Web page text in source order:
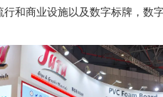
和商业设施以及数字标牌，数